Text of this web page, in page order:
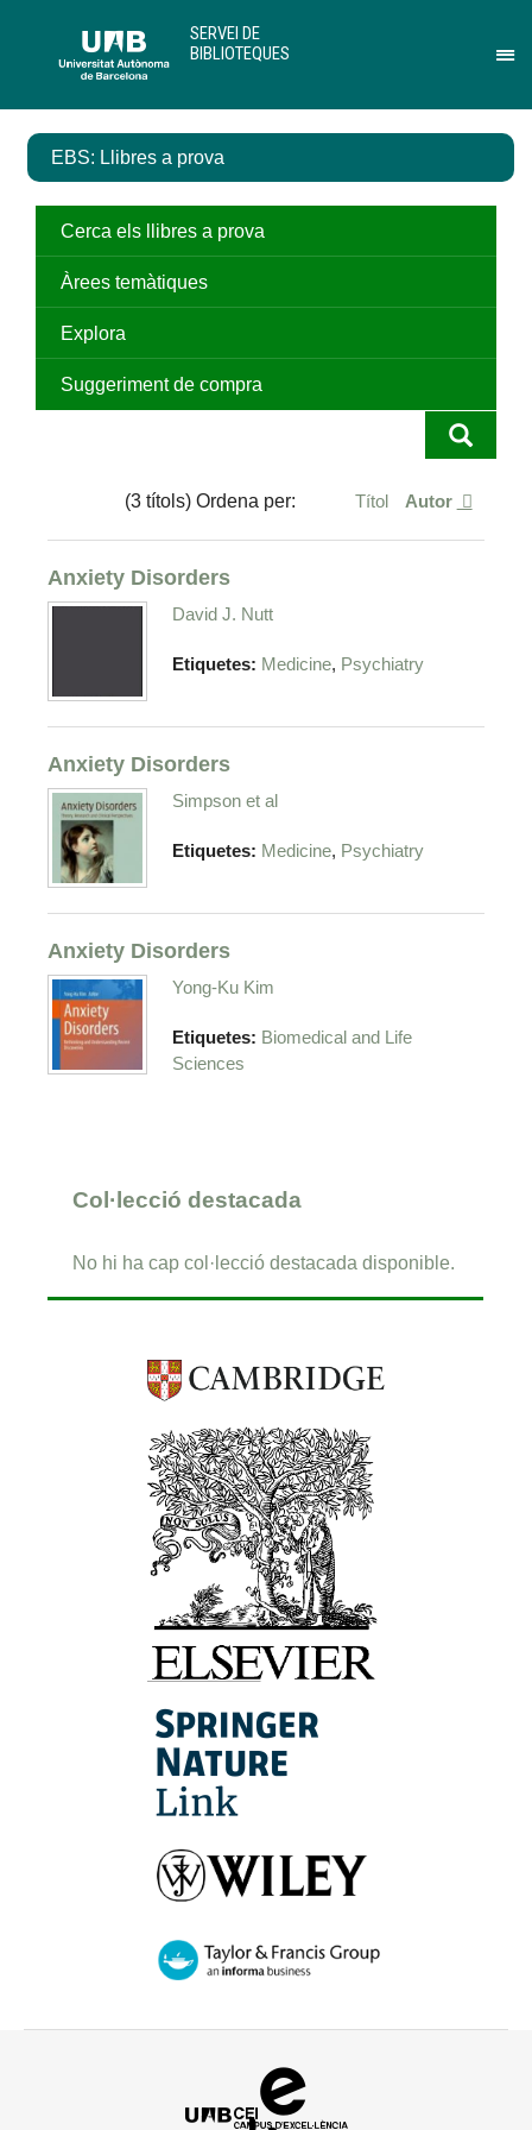
contingut
el
de
SERVEI DE
BIBLIOTEQUES
EBS: Llibres a prova
Cerca els llibres a prova
Àrees temàtiques
Explora
Suggeriment de compra
(3 títols) Ordena per: Títol Autor
Anxiety Disorders
David J. Nutt
Etiquetes: Medicine, Psychiatry
Anxiety Disorders
Simpson et al
Etiquetes: Medicine, Psychiatry
Anxiety Disorders
Yong-Ku Kim
Etiquetes: Biomedical and Life
Sciences
Col·lecció destacada
No hi ha cap col·lecció destacada disponible.